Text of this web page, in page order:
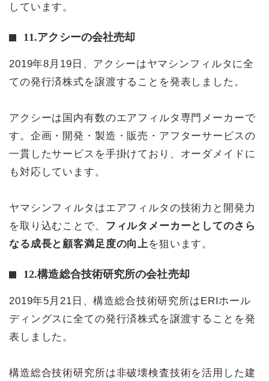
しています。
11.アクシーの会社売却
2019年8月19日、アクシーはヤマシンフィルタに全
ての発行済株式を譲渡することを発表しました。
アクシーは国内有数のエアフィルタ専門メーカーで
す。企画・開発・製造・販売・アフターサービスの
一貫したサービスを手掛けており、オーダメイドに
も対応しています。
ヤマシンフィルタはエアフィルタの技術力と開発力
を取り込むことで、 フィルタメーカーとしてのさら
なる成長と顧客満足度の向上 を狙います。
12.構造総合技術研究所の会社売却
2019年5月21日、構造総合技術研究所はERIホール
ディングスに全ての発行済株式を譲渡することを発
表しました。
構造総合技術研究所は非破壊検査技術を活用した建